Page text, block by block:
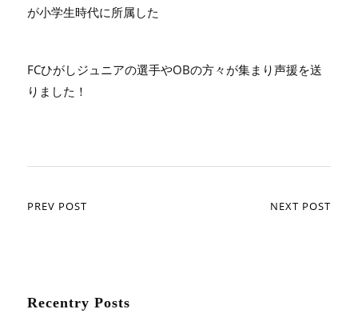
が小学生時代に所属した
FCひがしジュニアの選手やOBの方々が集まり声援を送
りました！
PREV POST NEXT POST
Recentry Posts